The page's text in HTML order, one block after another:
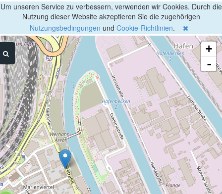
Um unseren Service zu verbessern, verwenden wir Cookies. Durch die
Nutzung dieser Website akzeptieren Sie die zugehörigen
Nutzungsbedingungen und Cookie-Richtlinien.
+
-